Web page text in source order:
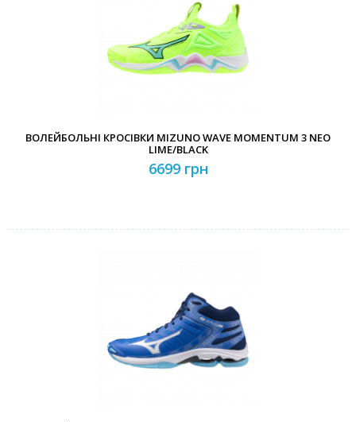
ВОЛЕЙБОЛЬНІ КРОСІВКИ MIZUNO WAVE MOMENTUM 3 NEO
LIME/BLACK
6699 грн